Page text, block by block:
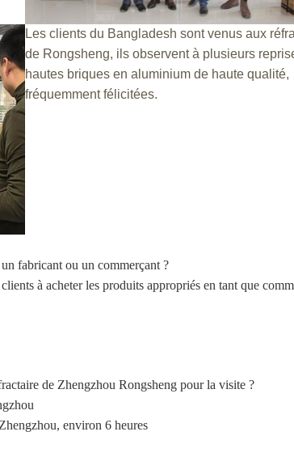
Les clients du Bangladesh sont venus aux
de Rongsheng, ils observent à plusieurs
hautes briques en aluminium de haute qualité,
fréquemment félicitées.
fabricant ou un commerçant ?
à acheter les produits appropriés en tant que
de Zhengzhou Rongsheng pour la visite ?
environ 6 heures